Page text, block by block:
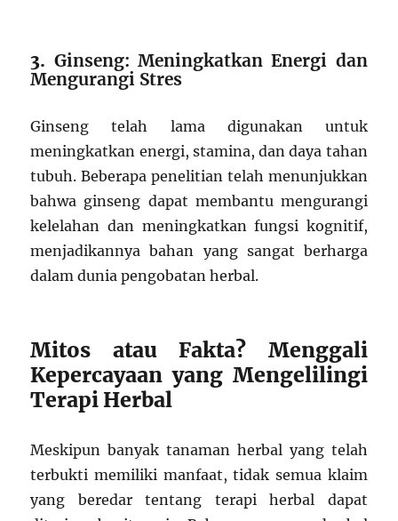
3. Ginseng: Meningkatkan Energi dan
Mengurangi Stres
Ginseng telah lama digunakan untuk
meningkatkan energi, stamina, dan daya tahan
tubuh. Beberapa penelitian telah menunjukkan
bahwa ginseng dapat membantu mengurangi
kelelahan dan meningkatkan fungsi kognitif,
menjadikannya bahan yang sangat berharga
dalam dunia pengobatan herbal.
Mitos atau Fakta? Menggali
Kepercayaan yang Mengelilingi
Terapi Herbal
Meskipun banyak tanaman herbal yang telah
terbukti memiliki manfaat, tidak semua klaim
yang beredar tentang terapi herbal dapat